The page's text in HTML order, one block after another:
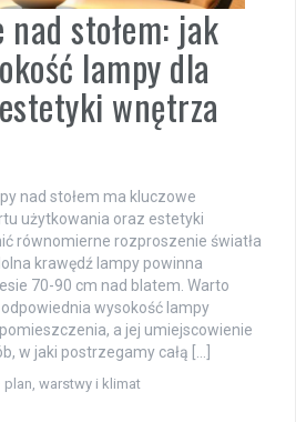
stołem: jak
lampy dla
wnętrza
nad stołem ma kluczowe
użytkowania oraz estetyki
równomierne rozproszenie światła
krawędź lampy powinna
70-90 cm nad blatem. Warto
wysokość lampy
a jej umiejscowienie
w jaki postrzegamy całą […]
warstwy i klimat